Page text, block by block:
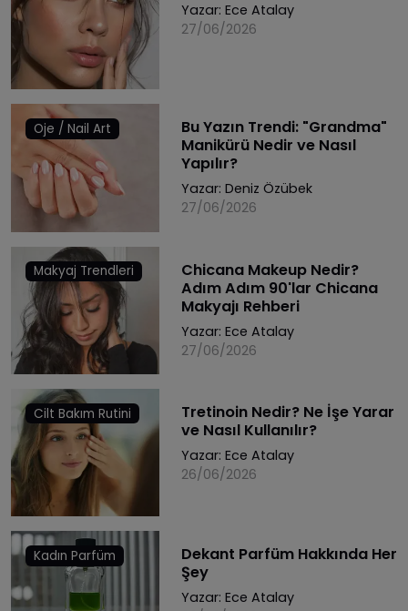
Yazar: Ece Atalay
27/06/2026
Oje / Nail Art
Bu Yazın Trendi: "Grandma"
Manikürü Nedir ve Nasıl
Yapılır?
Yazar: Deniz Özübek
27/06/2026
Makyaj Trendleri
Chicana Makeup Nedir?
Adım Adım 90'lar Chicana
Makyajı Rehberi
Yazar: Ece Atalay
27/06/2026
Cilt Bakım Rutini
Tretinoin Nedir? Ne İşe Yarar
ve Nasıl Kullanılır?
Yazar: Ece Atalay
26/06/2026
Kadın Parfüm
Dekant Parfüm Hakkında Her
Şey
Yazar: Ece Atalay